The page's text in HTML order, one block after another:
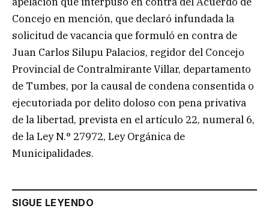
Concejo en mención, que declaró infundada la
solicitud de vacancia que formuló en contra de
Juan Carlos Silupu Palacios, regidor del Concejo
Provincial de Contralmirante Villar, departamento
de Tumbes, por la causal de condena consentida o
ejecutoriada por delito doloso con pena privativa
de la libertad, prevista en el artículo 22, numeral 6,
de la Ley N.° 27972, Ley Orgánica de
Municipalidades.
SIGUE LEYENDO